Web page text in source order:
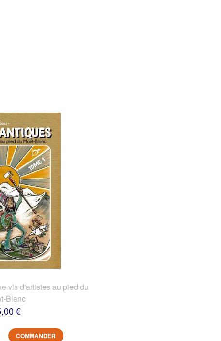
vis d'artistes au pied du
Blanc
€
COMMANDER